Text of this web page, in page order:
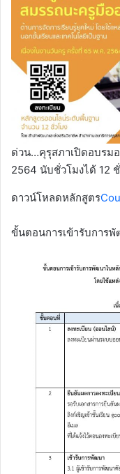
ด่วน…คุรุสภาเปิดอบรม
2564 นับชั่วโมงได้ 12
ดาวน์โหลดหลักสูตร
ขั้นตอนการเข้ารับการ